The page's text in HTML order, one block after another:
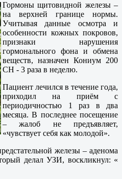
Гормоны щитовидной железы –
на верхней границе нормы.
Учитывая данные осмотра и
особенности кожных покровов,
признаки нарушения
гормонального фона и обмена
веществ, назначен Кониум 200
СН - 3 раза в неделю.
Пациент лечился в течение года,
приходил на приём с
периодичностью 1 раз в два
месяца. В последнее посещение
– жалоб не предъявляет,
«чувствует себя как молодой».
железы – аденома
делал УЗИ, воскликнул: «